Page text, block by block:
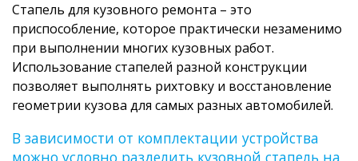
Стапель для кузовного ремонта – это
приспособление, которое практически незаменимо
при выполнении многих кузовных работ.
Использование стапелей разной конструкции
позволяет выполнять рихтовку и восстановление
геометрии кузова для самых разных автомобилей.
В зависимости от комплектации устройства